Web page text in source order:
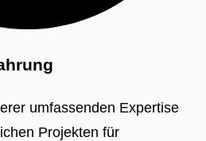
umfassenden Expertise
Projekten für